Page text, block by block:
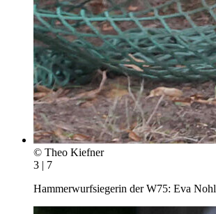
© Theo Kiefner
3 | 7
Hammerwurfsiegerin der W75: Eva Nohl